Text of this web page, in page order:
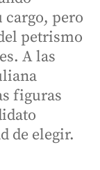
cargo, pero
petrismo
A las
figuras
de elegir.